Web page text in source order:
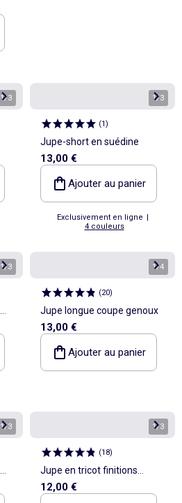
1/3 1/3
(1)
Jupe-short en suédine
13,00 €
Ajouter au panier
Exclusivement en ligne |
4 couleurs
1/3 1/4
(20)
Jupe longue coupe genoux
13,00 €
Ajouter au panier
1/3 1/3
(18)
Jupe en tricot finitions
ondulées
12,00 €